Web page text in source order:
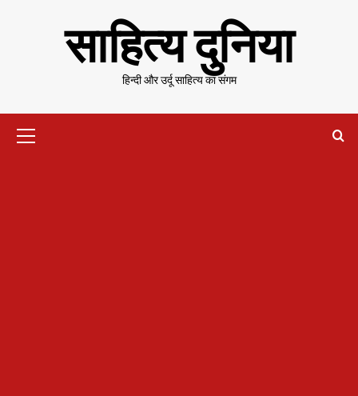
साहित्य दुनिया
हिन्दी और उर्दू साहित्य का संगम
Menu